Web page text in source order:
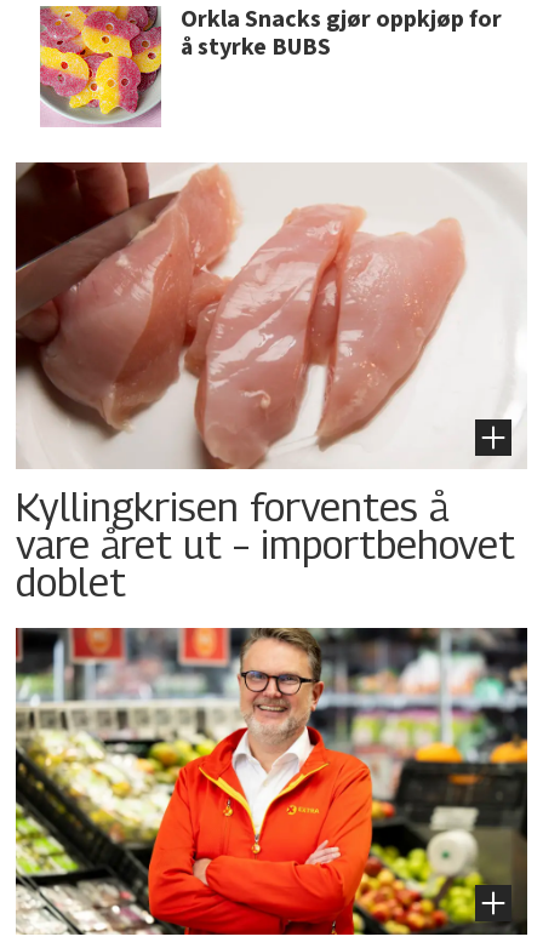
Orkla Snacks gjør oppkjøp for
å styrke BUBS
Kyllingkrisen forventes å
vare året ut – importbehovet
doblet